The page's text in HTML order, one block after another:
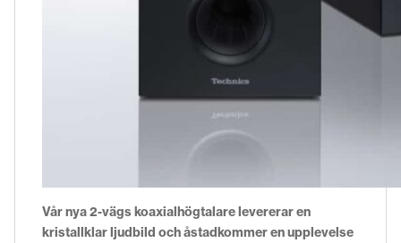
Vår nya 2-vägs koaxialhögtalare levererar en
kristallklar ljudbild och åstadkommer en upplevelse